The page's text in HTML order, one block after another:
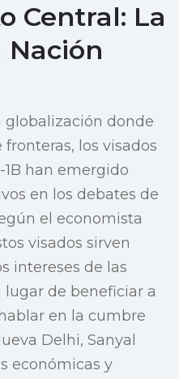
Central: La
Nación
donde
los visados
han emergido
en los debates de
el economista
visados sirven
intereses de las
de beneficiar a
en la cumbre
Delhi, Sanyal
económicas y